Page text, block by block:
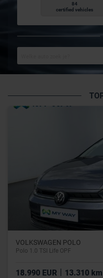
84
certified vehicles
VOLKSWAGEN POLO
Polo 1.0 TSI Life OPF
18.990 EUR 13.310 km